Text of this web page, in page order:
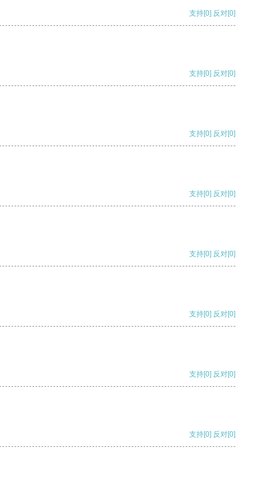
支持[0] 反对[0]
支持[0] 反对[0]
支持[0] 反对[0]
支持[0] 反对[0]
支持[0] 反对[0]
支持[0] 反对[0]
支持[0] 反对[0]
支持[0] 反对[0]